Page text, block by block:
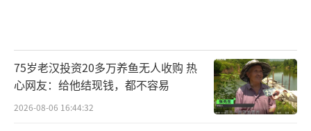
75岁老汉投资20多万养鱼无人收购 热
心网友：给他结现钱，都不容易
2026-08-06 16:44:32